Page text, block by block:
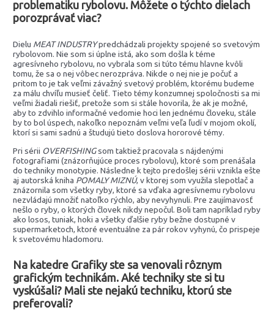
problematiku rybolovu. Môžete o týchto dielach
porozprávať viac?
Dielu MEAT INDUSTRYpredchádzali projekty spojené so svetovým
rybolovom. Nie som si úplne istá, ako som došla k téme
agresívneho rybolovu, no vybrala som si túto tému hlavne kvôli
tomu, že sa o nej vôbec nerozpráva. Nikde o nej nie je počuť a
pritom to je tak veľmi závažný svetový problém, ktorému budeme
za málu chvíľu musieť čeliť. Tieto témy konzumnej spoločnosti sa mi
veľmi žiadali riešiť, pretože som si stále hovorila, že ak je možné,
aby to zdvihlo informačné vedomie hoci len jednému človeku, stále
by to bol úspech, nakoľko nepoznám veľmi veľa ľudí v mojom okolí,
ktorí si sami sadnú a študujú tieto doslova hororové témy.
Pri sérii OVERFISHINGsom taktiež pracovala s nájdenými
fotografiami (znázorňujúce proces rybolovu), ktoré som prenášala
do techniky monotypie. Následne k tejto predošlej sérii vznikla ešte
aj autorská kniha POMALY MIZNÚ, v ktorej som využila slepotlač a
znázornila som všetky ryby, ktoré sa vďaka agresívnemu rybolovu
nezvládajú množiť natoľko rýchlo, aby nevyhynuli. Pre zaujímavosť
nešlo o ryby, o ktorých človek nikdy nepočul. Boli tam napríklad ryby
ako losos, tuniak, hoki a všetky ďalšie ryby bežne dostupné v
supermarketoch, ktoré eventuálne za pár rokov vyhynú, čo prispeje
k svetovému hladomoru.
Na katedre Grafiky ste sa venovali rôznym
grafickým technikám. Aké techniky ste si tu
vyskúšali? Mali ste nejakú techniku, ktorú ste
preferovali?